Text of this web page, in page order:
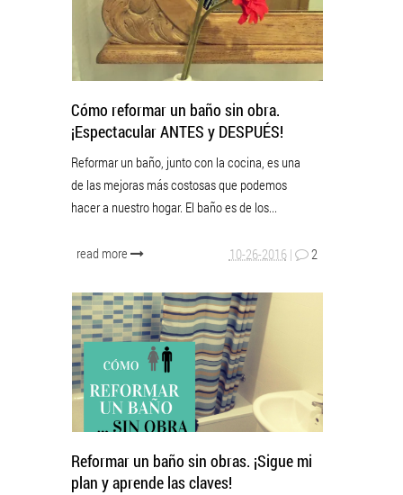
Cómo reformar un baño sin obra.
¡Espectacular ANTES y DESPUÉS!
Reformar un baño, junto con la cocina, es una
de las mejoras más costosas que podemos
hacer a nuestro hogar. El baño es de los...
read more 10-26-2016 | 2
Reformar un baño sin obras. ¡Sigue mi
plan y aprende las claves!